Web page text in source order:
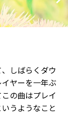
しばらくダウ
ヤーを一年ぶ
の曲はプレイ
うようなこと